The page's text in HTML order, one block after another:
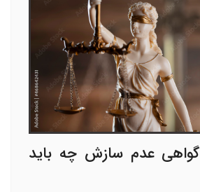
عدم سازش چه باید